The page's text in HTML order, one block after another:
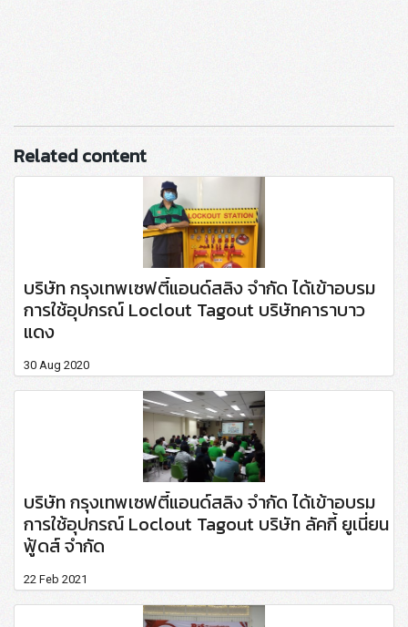
Related content
บริษัท กรุงเทพเซฟตี้แอนด์สลิง จำกัด ได้เข้าอบรม
การใช้อุปกรณ์ Loclout Tagout บริษัทคาราบาว
แดง
30 Aug 2020
บริษัท กรุงเทพเซฟตี้แอนด์สลิง จำกัด ได้เข้าอบรม
การใช้อุปกรณ์ Loclout Tagout บริษัท ลัคกี้ ยูเนี่ยน
ฟู้ดส์ จำกัด
22 Feb 2021